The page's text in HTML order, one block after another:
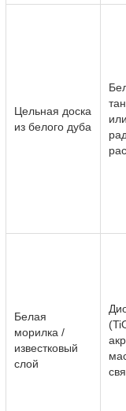
Цельная доска
из белого дуба
или
Белая
морилка /
известковый
слой